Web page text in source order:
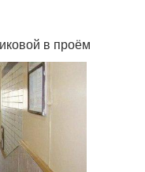
в проём